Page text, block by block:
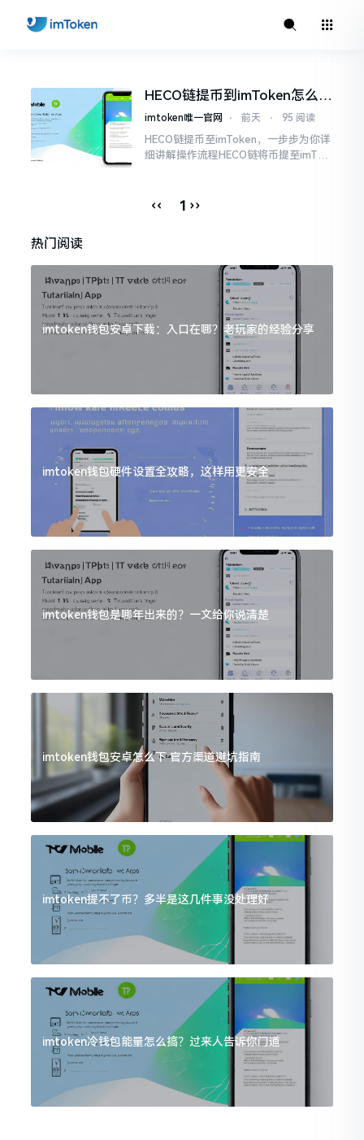
HECO链提币到imToken怎么操
作？手把手教你轻松完成转账
imtoken唯一官网 ⋅ 前天 ⋅ 95 阅读
HECO链提币至imToken，一步步为你详
细讲解操作流程HECO链将币提至imTok
币流程。
‹‹ 1 ››
热门阅读
imtoken钱包安卓下载：入口在哪？老玩家的经验分享
imtoken钱包硬件设置全攻略，这样用更安全
imtoken钱包是哪年出来的？一文给你说清楚
imtoken钱包安卓怎么下 官方渠道避坑指南
imtoken提不了币？多半是这几件事没处理好
imtoken冷钱包能量怎么搞？过来人告诉你门道